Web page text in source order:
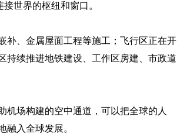
世界的枢纽和窗口。
补、金属屋面工程等施工；飞行区正在开
持续推进地铁建设、工作区房建、市政道
机场构建的空中通道，可以把全球的人
入全球发展。